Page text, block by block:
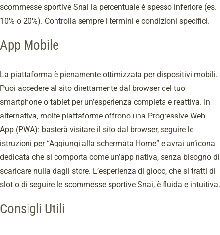
scommesse sportive Snai la percentuale è spesso inferiore (es.
10% o 20%). Controlla sempre i termini e condizioni specifici.
App Mobile
La piattaforma è pienamente ottimizzata per dispositivi mobili.
Puoi accedere al sito direttamente dal browser del tuo
smartphone o tablet per un’esperienza completa e reattiva. In
alternativa, molte piattaforme offrono una Progressive Web
App (PWA): basterà visitare il sito dal browser, seguire le
istruzioni per “Aggiungi alla schermata Home” e avrai un’icona
dedicata che si comporta come un’app nativa, senza bisogno di
scaricare nulla dagli store. L’esperienza di gioco, che si tratti di
slot o di seguire le scommesse sportive Snai, è fluida e intuitiva.
Consigli Utili